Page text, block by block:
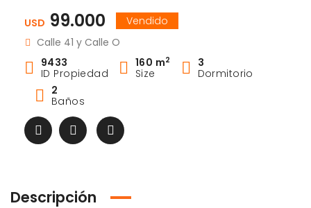
USD 99.000
Vendido
Calle 41 y Calle O
9433
ID Propiedad
160 m2
Size
3
Dormitorio
2
Baños
Descripción